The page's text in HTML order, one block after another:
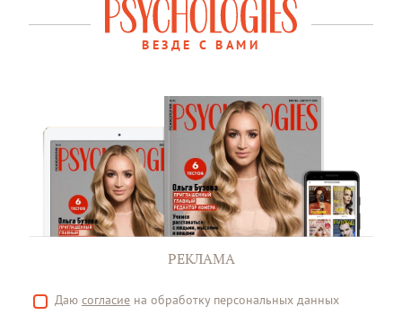
ВЕЗДЕ С ВАМИ
РЕКЛАМА
Даю согласие на обработку персональных данных